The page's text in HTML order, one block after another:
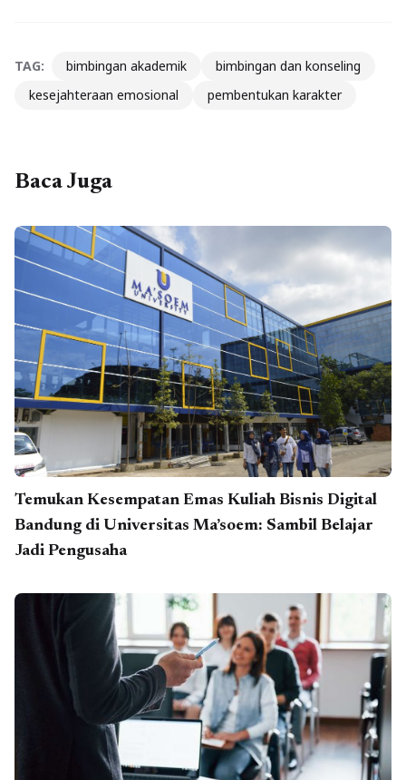
TAG: bimbingan akademik
bimbingan dan konseling
kesejahteraan emosional
pembentukan karakter
Baca Juga
Temukan Kesempatan Emas Kuliah Bisnis Digital
Bandung di Universitas Ma’soem: Sambil Belajar
Jadi Pengusaha